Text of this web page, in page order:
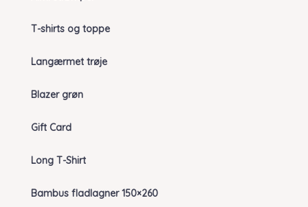
T-shirts og toppe
Langærmet trøje
Blazer grøn
Gift Card
Long T-Shirt
Bambus fladlagner 150×260